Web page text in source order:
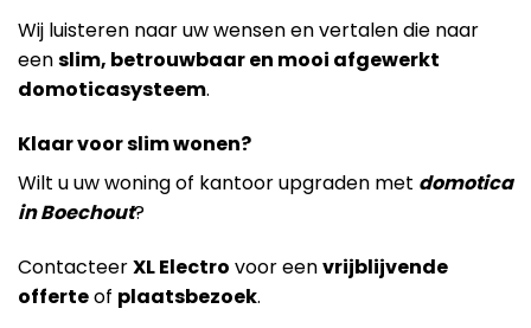
Wij luisteren naar uw wensen en vertalen die naar
eenslim, betrouwbaar en mooi afgewerkt
domoticasysteem.
Klaar voor slim wonen?
Wilt u uw woning of kantoor upgraden met domotica
in Boechout?
ContacteerXL Electro voor eenvrijblijvende
offerteof plaatsbezoek.